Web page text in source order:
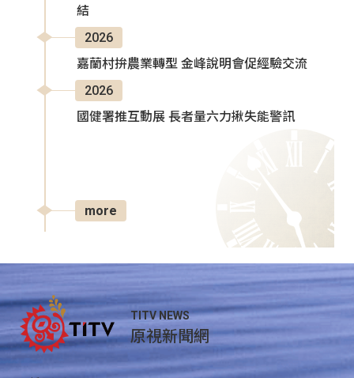
結
2026
嘉蘭村拚農業轉型 金峰說明會促經驗交流
2026
國健署推互動展 長者量六力揪失能警訊
more
TITV NEWS
原視新聞網